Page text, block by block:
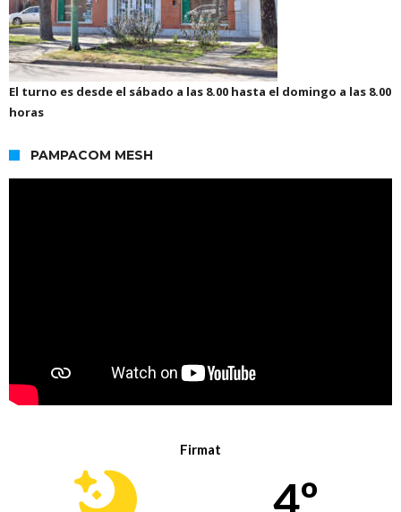
El turno es desde el sábado a las 8.00 hasta el domingo a las 8.00
horas
PAMPACOM MESH
Firmat
4º